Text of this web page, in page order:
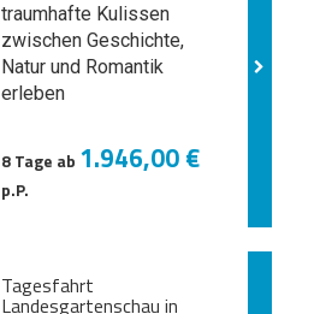
traumhafte Kulissen
zwischen Geschichte,
Natur und Romantik
erleben
8 Tage ab 1.946,00 €
p.P.
Tagesfahrt
Landesgartenschau in